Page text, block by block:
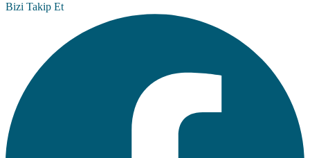
Bizi Takip Et